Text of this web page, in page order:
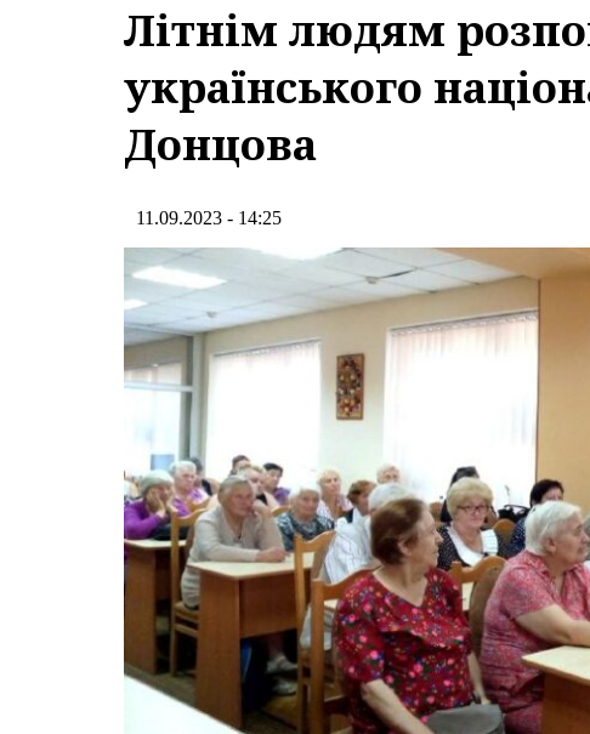
Літнім людям
українського
Донцова
11.09.2023 - 14:25